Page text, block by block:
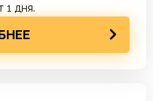
1 дня.